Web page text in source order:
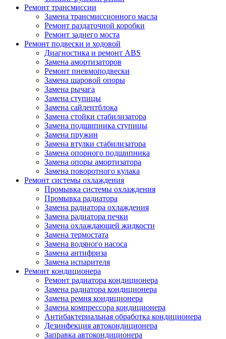
Ремонт трансмиссии
Замена трансмиссионного масла
Ремонт раздаточной коробки
Ремонт заднего моста
Ремонт подвески и ходовой
Диагностика и ремонт ABS
Замена амортизаторов
Ремонт пневмоподвески
Замена шаровой опоры
Замена рычага
Замена ступицы
Замена сайлентблока
Замена стойки стабилизатора
Замена подшипника ступицы
Замена пружин
Замена втулки стабилизатора
Замена опорного подшипника
Замена опоры амортизатора
Замена поворотного кулака
Ремонт системы охлаждения
Промывка системы охлаждения
Промывка радиатора
Замена радиатора охлаждения
Замена радиатора печки
Замена охлаждающей жидкости
Замена термостата
Замена водяного насоса
Замена антифриза
Замена испарителя
Ремонт кондиционера
Ремонт радиатора кондиционера
Замена радиатора кондиционера
Замена ремня кондиционера
Замена компрессора кондиционера
Антибактериальная обработка кондиционера
Дезинфекция автокондиционера
Заправка автокондиционера